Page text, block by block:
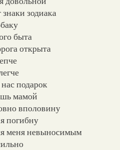
зодиака
быта
открыта
подарок
мамой
вполовину
погибну
меня невыносимым